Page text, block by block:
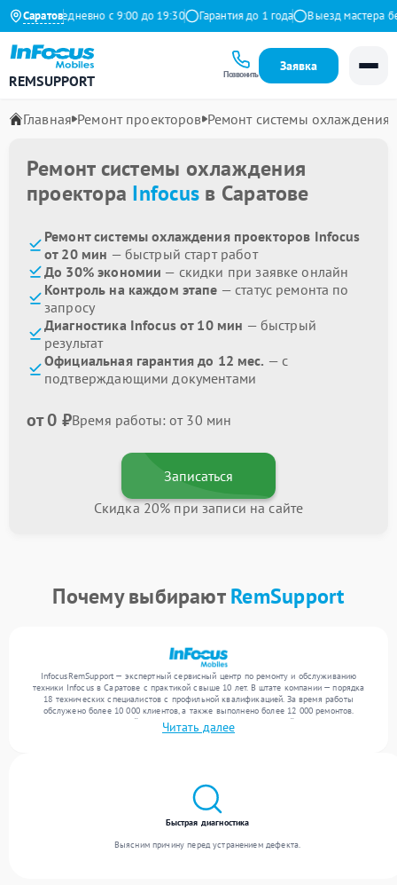
Саратов
Ежедневно с 9:00 до 19:30 Гарантия до 1 года Выезд мастера
REMSUPPORT Позвонить
Заявка
Главная Ремонт проекторов Ремонт системы охлаждения
Ремонт системы охлаждения
проектора Infocus в Саратове
Ремонт системы охлаждения проекторов Infocus
от 20 мин — быстрый старт работ
До 30% экономии — скидки при заявке онлайн
Контроль на каждом этапе — статус ремонта по
запросу
Диагностика Infocus от 10 мин — быстрый
результат
Официальная гарантия до 12 мес. — с
подтверждающими документами
от 0 ₽Время работы: от 30 мин
Записаться
Скидка 20% при записи на сайте
Почему выбираютRemSupport
InfocusRemSupport — экспертный сервисный центр по ремонту и обслуживанию
техники Infocus в Саратове с практикой свыше 10 лет. В штате компании — порядка
18 технических специалистов с профильной квалификацией. За время работы
обслужено более 10 000 клиентов, а также выполнено более 12 000 ремонтов.
Ежемесячно в сервисный центр поступает более 300 обращений, включая , , . Мы
выполняем ремонт различного уровня сложности и предлагаем стабильный уровень
Читать далее
Быстрая диагностика
Выясним причину перед устранением дефекта.